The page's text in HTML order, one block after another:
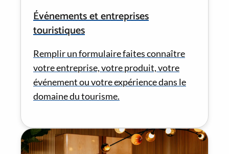
Événements et entreprises
touristiques
Remplir un formulaire faites connaître
votre entreprise, votre produit, votre
événement ou votre expérience dans le
domaine du tourisme.